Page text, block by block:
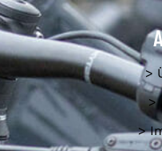
>
>
>